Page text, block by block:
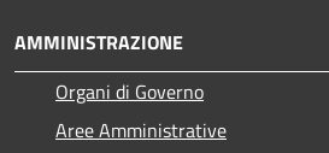
AMMINISTRAZIONE
Organi di Governo
Aree Amministrative